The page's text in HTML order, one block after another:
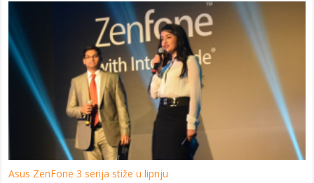
Asus ZenFone 3 serija stiže u lipnju